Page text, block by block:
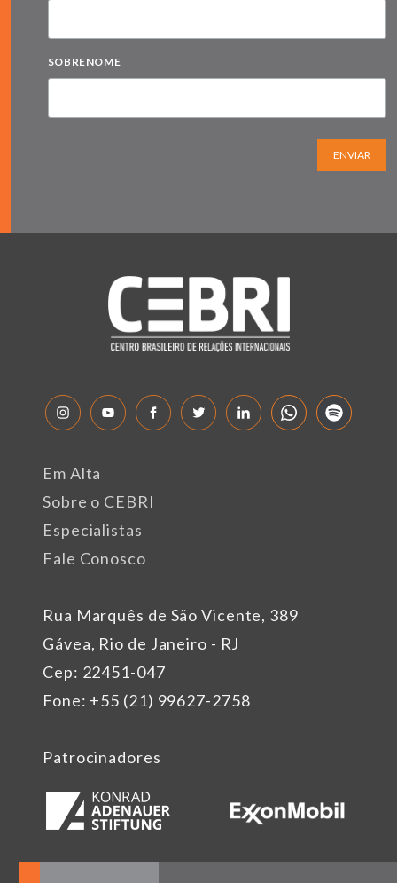
SOBRENOME
ENVIAR
Rua Marquês de São Vicente, 389
Gávea, Rio de Janeiro - RJ
Cep: 22451-047
Fone: +55 (21) 99627-2758
Em Alta
Sobre o CEBRI
Especialistas
Fale Conosco
Patrocinadores